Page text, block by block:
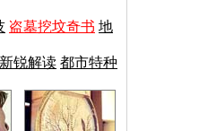
盗墓挖坟奇书 地
新锐解读 都市特种